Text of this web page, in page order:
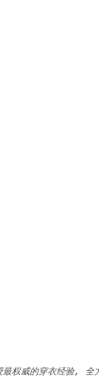
权威的穿衣经验, 全